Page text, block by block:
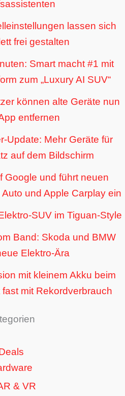
lassen sich
frei gestalten
Smart macht #1 mit
zum „Luxury AI SUV“
können alte Geräte nun
entfernen
Update: Mehr Geräte für
auf dem Bildschirm
Google und führt neuen
und Apple Carplay ein
SUV im Tiguan-Style
Band: Skoda und BMW
Elektro-Ära
mit kleinem Akku beim
mit Rekordverbrauch
& VR